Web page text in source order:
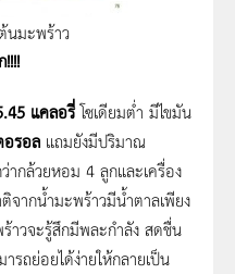
นมะพร้าว
แคลอรี่โซเดียมต่ำ มีไขมัน
อรอล แถมยังมีปริมาณ
ากล้วยหอม 4 ลูกและเครื่อง
จากน้ำมะพร้าวมีน้ำตาลเพียง
าวจะรู้สึกมีพละกำลัง สดชื่น
รถย่อยได้ง่ายให้กลายเป็น